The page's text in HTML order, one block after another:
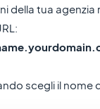
della tua agenzia
scegli il nome